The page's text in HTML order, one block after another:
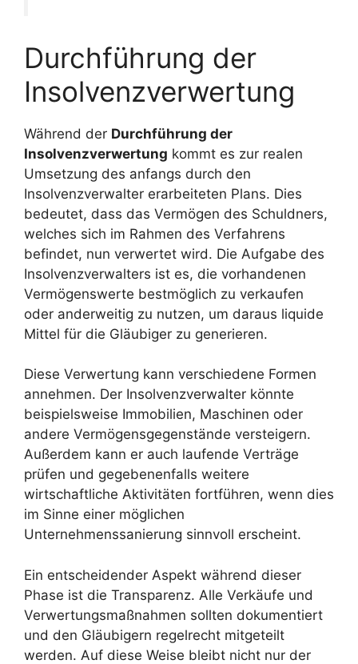
Durchführung der
Insolvenzverwertung
Während der Durchführung der
Insolvenzverwertung kommt es zur realen
Umsetzung des anfangs durch den
Insolvenzverwalter erarbeiteten Plans. Dies
bedeutet, dass das Vermögen des Schuldners,
welches sich im Rahmen des Verfahrens
befindet, nun verwertet wird. Die Aufgabe des
Insolvenzverwalters ist es, die vorhandenen
Vermögenswerte bestmöglich zu verkaufen
oder anderweitig zu nutzen, um daraus liquide
Mittel für die Gläubiger zu generieren.
Diese Verwertung kann verschiedene Formen
annehmen. Der Insolvenzverwalter könnte
beispielsweise Immobilien, Maschinen oder
andere Vermögensgegenstände versteigern.
Außerdem kann er auch laufende Verträge
prüfen und gegebenenfalls weitere
wirtschaftliche Aktivitäten fortführen, wenn dies
im Sinne einer möglichen
Unternehmenssanierung sinnvoll erscheint.
Ein entscheidender Aspekt während dieser
Phase ist die Transparenz. Alle Verkäufe und
Verwertungsmaßnahmen sollten dokumentiert
und den Gläubigern regelrecht mitgeteilt
werden. Auf diese Weise bleibt nicht nur der